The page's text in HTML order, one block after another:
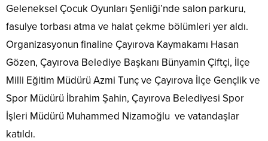
Geleneksel Çocuk Oyunları Şenliği’nde salon parkuru,
fasulye torbası atma ve halat çekme bölümleri yer aldı.
Organizasyonun finaline Çayırova Kaymakamı Hasan
Gözen, Çayırova Belediye Başkanı Bünyamin Çiftçi, İlçe
Milli Eğitim Müdürü Azmi Tunç ve Çayırova İlçe Gençlik ve
Spor Müdürü İbrahim Şahin, Çayırova Belediyesi Spor
İşleri Müdürü Muhammed Nizamoğlu ve vatandaşlar
katıldı.